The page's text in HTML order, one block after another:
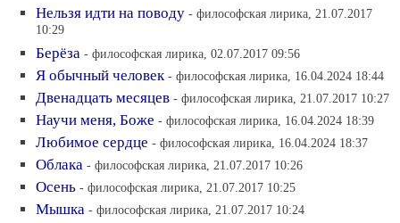
Нельзя идти на поводу - философская лирика, 21.07.2017
10:29
Берёза - философская лирика, 02.07.2017 09:56
Я обычный человек - философская лирика, 16.04.2024 18:44
Двенадцать месяцев - философская лирика, 21.07.2017 10:27
Научи меня, Боже - философская лирика, 16.04.2024 18:39
Любимое сердце - философская лирика, 16.04.2024 18:37
Облака - философская лирика, 21.07.2017 10:26
Осень - философская лирика, 21.07.2017 10:25
Мышка - философская лирика, 21.07.2017 10:24